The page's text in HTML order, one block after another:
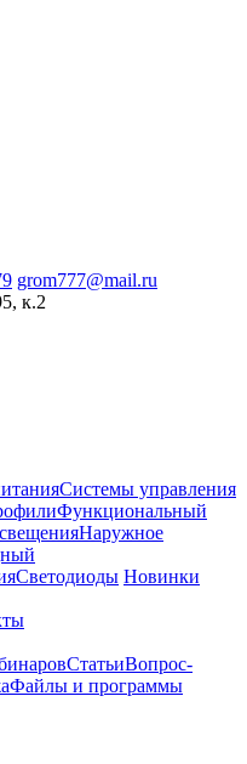
grom777@mail.ru
к.2
Системы управления
Функциональный
Наружное
Светодиоды Новинки
СтатьиВопрос-
Файлы и программы